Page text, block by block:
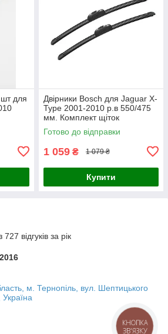
шт для
Lavita
Двірники Bosch для Jaguar X-
Type 2001-2010 р.в 550/475
мм. Комплект щіток
склоочисника Aerotwin
безкаркасних
Готово до відправки
1 059 ₴ 1 079 ₴
Купити
відгуків за рік
м. Тернопіль, вул. Шептицького
КНОПКА
ЗВ'ЯЗКУ